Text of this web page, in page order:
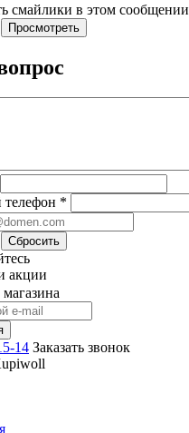
смайлики в этом сообщении
*
Сбросить
акции
14 Заказать звонок